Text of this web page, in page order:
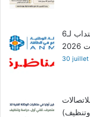
الوكالة الوطنية للتحكم في الطاقة : فتح باب الانتداب لـ6
30 juillet